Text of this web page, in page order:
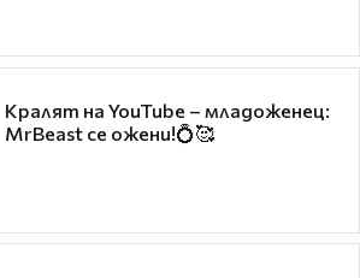
Кралят на YouTube – младоженец:
MrBeast се ожени!💍🥰